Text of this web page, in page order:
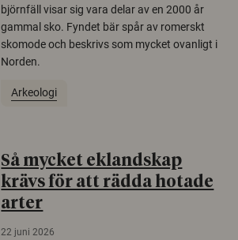
björnfäll visar sig vara delar av en 2000 år
gammal sko. Fyndet bär spår av romerskt
skomode och beskrivs som mycket ovanligt i
Norden.
Arkeologi
Så mycket eklandskap
krävs för att rädda hotade
arter
22 juni 2026